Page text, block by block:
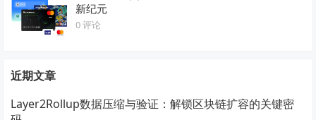
新纪元
0 评论
近期文章
Layer2Rollup数据压缩与验证：解锁区块链扩容的关键密